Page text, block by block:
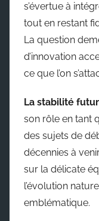
s’évertue à
tout en restant
La question
d’innovation
ce que l’on
La stabilité
son rôle en tant
des sujets de
décennies à
sur la délicate
l’évolution
emblématique.